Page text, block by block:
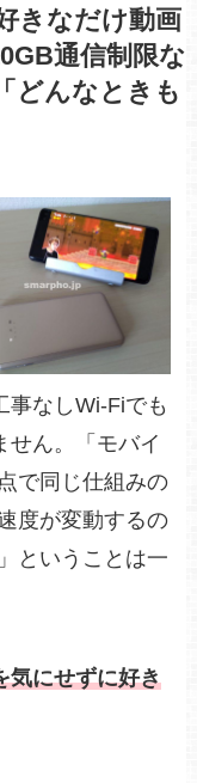
きなだけ動画
通信制限な
どんなときも
事なしWi-Fiでも
せん。「モバイ
で同じ仕組みの
度が変動するの
ということは一
気にせずに好き